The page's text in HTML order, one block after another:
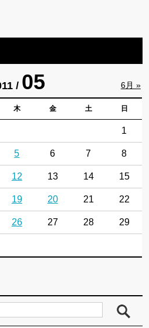
/ 05
木 金 土 日
1
5 6 7 8
12 13 14 15
19 20 21 22
26 27 28 29
6月 »